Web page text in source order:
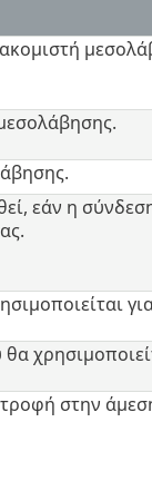
εάν η
στην